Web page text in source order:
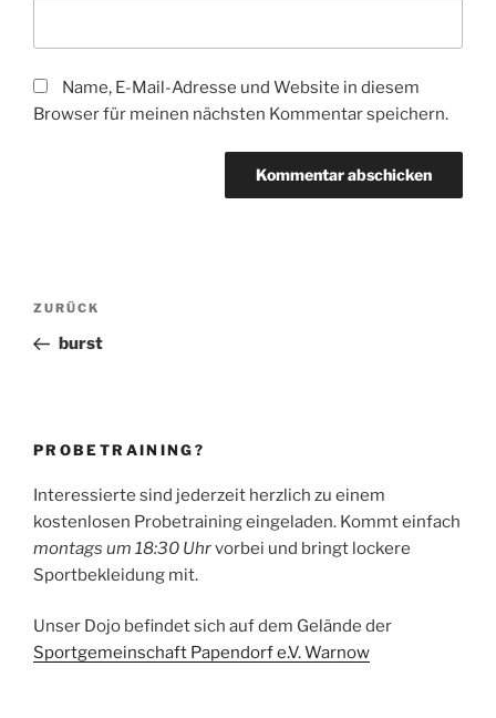
Name, E-Mail-Adresse und Website in diesem
Browser für meinen nächsten Kommentar speichern.
Beitragsnavigation
Vorheriger
Beitrag
ZURÜCK
burst
PROBETRAINING?
Interessierte sind jederzeit herzlich zu einem
kostenlosen Probetraining eingeladen. Kommt einfach
montags um 18:30 Uhrvorbei und bringt lockere
Sportbekleidung mit.
Unser Dojo befindet sich auf dem Gelände der
Sportgemeinschaft Papendorf e.V. Warnow